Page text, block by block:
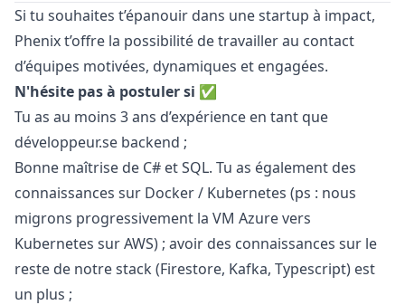
Si tu souhaites t’épanouir dans une startup à impact,
Phenix t’offre la possibilité de travailler au contact
d’équipes motivées, dynamiques et engagées.
N'hésite pas à postuler si ✅
Tu as au moins 3 ans d’expérience en tant que
développeur.se backend ;
Bonne maîtrise de C# et SQL. Tu as également des
connaissances sur Docker / Kubernetes (ps : nous
migrons progressivement la VM Azure vers
Kubernetes sur AWS) ; avoir des connaissances sur le
reste de notre stack (Firestore, Kafka, Typescript) est
un plus ;